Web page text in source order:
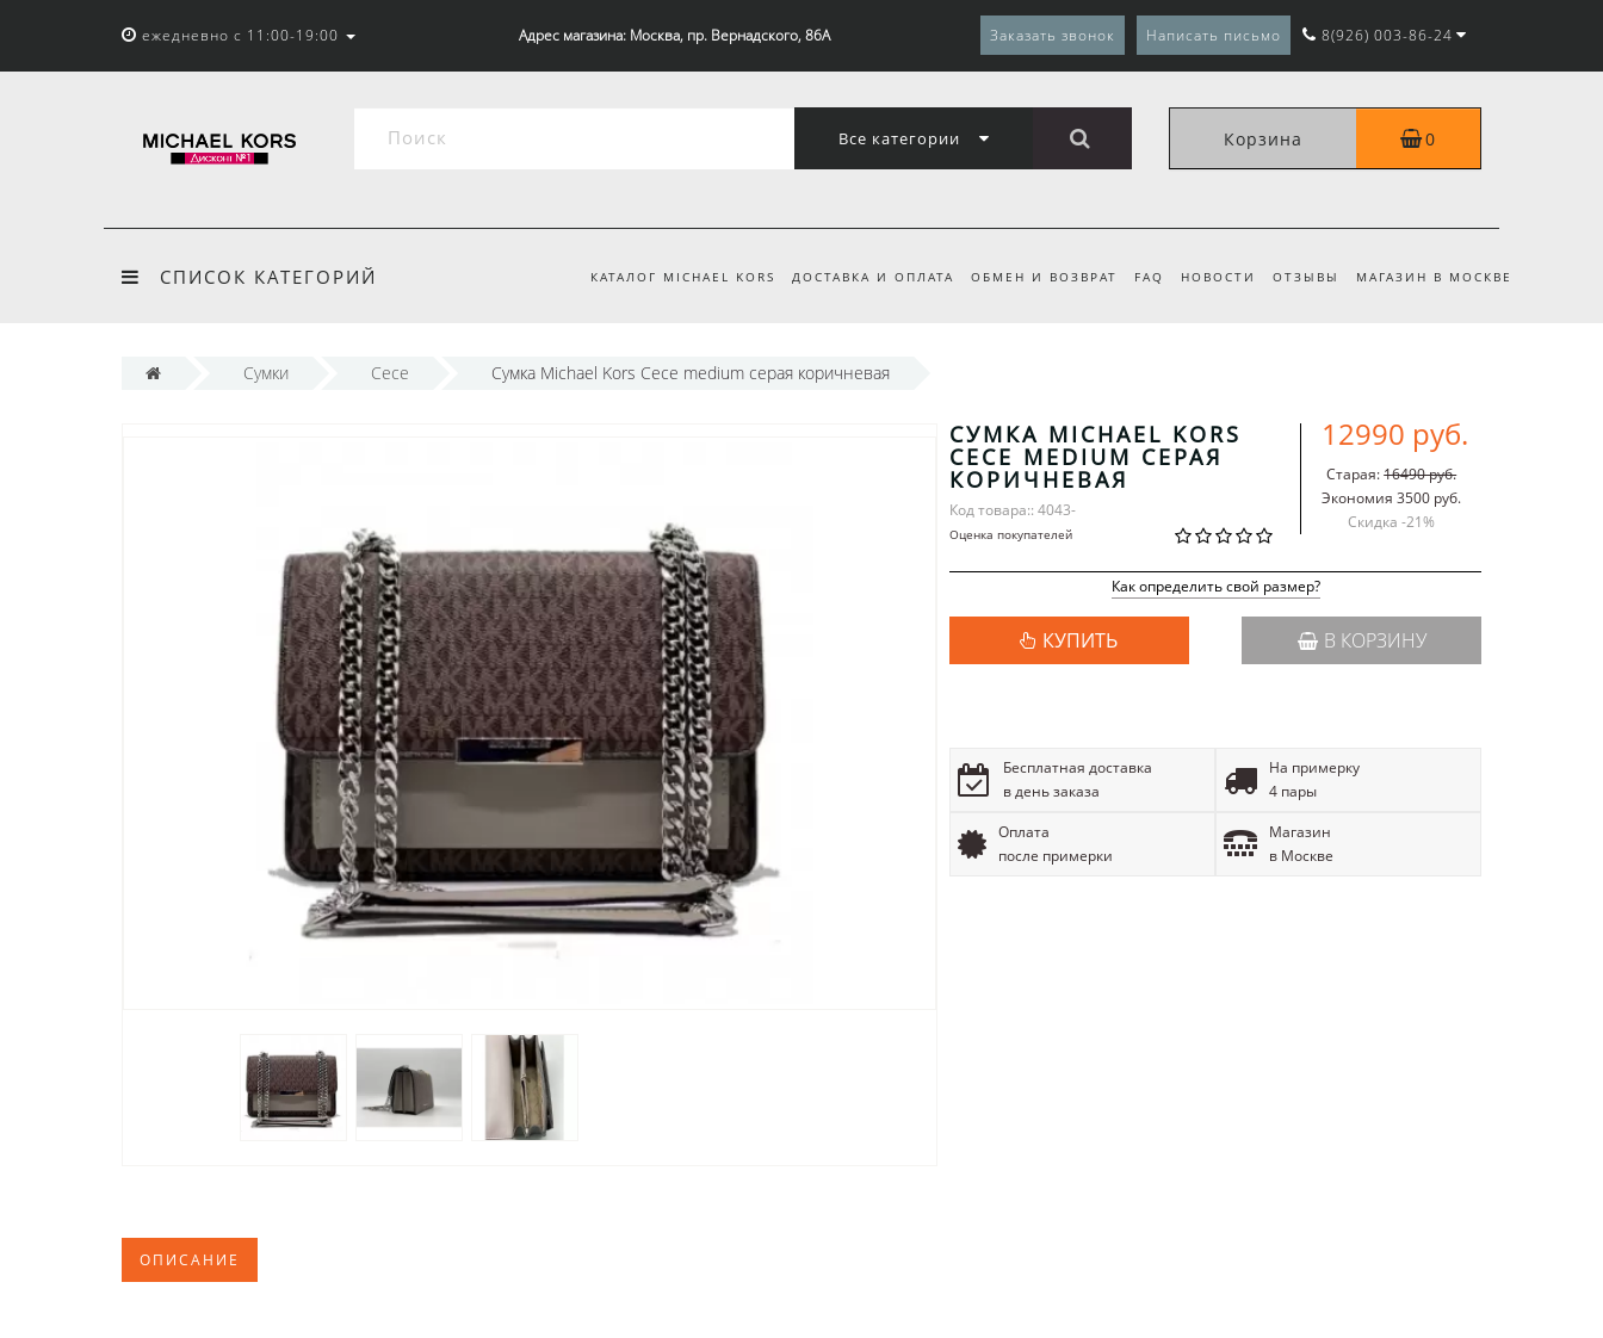
ежедневно с 11:00-19:00 Адрес магазина: Москва, пр. Вернадского, 86А Заказать звонок Написать письмо 8(926) 003-86-24
Все категории Корзина 0
СПИСОК КАТЕГОРИЙ КАТАЛОГ MICHAEL KORS ДОСТАВКА И ОПЛАТА ОБМЕН И ВОЗВРАТ FAQ НОВОСТИ ОТЗЫВЫ МАГАЗИН В МОСКВЕ
Сумки Cece Сумка Michael Kors Cece medium серая коричневая
СУМКА MICHAEL KORS
CECE MEDIUM СЕРАЯ
КОРИЧНЕВАЯ
Код товара:: 4043-
Оценка покупателей
12990 руб.
Старая:16490 руб.
Экономия 3500 руб.
Скидка -21%
Как определить свой размер?
КУПИТЬ В КОРЗИНУ
Бесплатная доставка
в день заказа
На примерку
4 пары
Оплата
после примерки
Магазин
в Москве
ОПИСАНИЕ